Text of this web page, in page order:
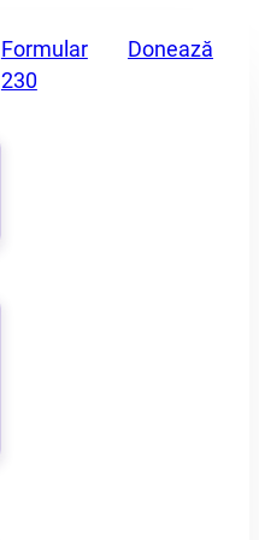
Formular
230
Donează